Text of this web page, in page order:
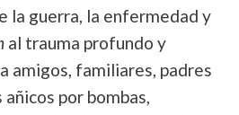
la guerra, la enfermedad y
al trauma profundo y
amigos, familiares, padres
por bombas,